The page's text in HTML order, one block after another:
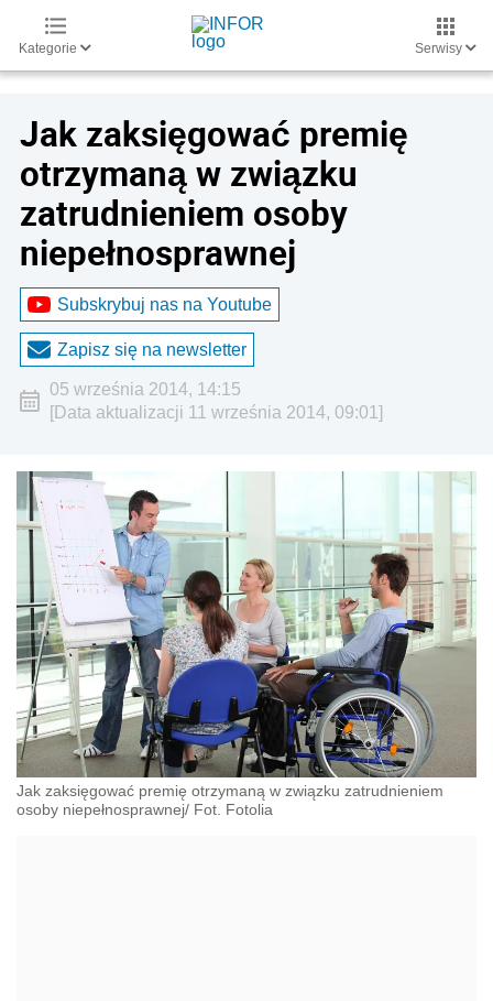
Kategorie Serwisy
Jak zaksięgować premię
otrzymaną w związku
zatrudnieniem osoby
niepełnosprawnej
Subskrybuj nas na Youtube
Zapisz się na newsletter
05 września 2014, 14:15
[Data aktualizacji 11 września 2014, 09:01]
Jak zaksięgować premię otrzymaną w związku zatrudnieniem
osoby niepełnosprawnej/ Fot. Fotolia